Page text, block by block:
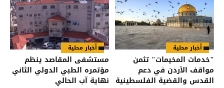
أخبار محلية
"خدمات المخيمات" تثمن
مواقف الأردن في دعم
القدس والقضية الفلسطينية
أخبار محلية
مستشفى المقاصد ينظم
مؤتمره الطبي الدولي الثاني
نهاية آب الحالي